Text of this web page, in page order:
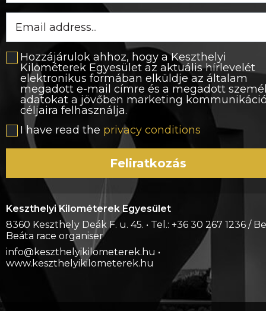
Hozzájárulok ahhoz, hogy a Keszthelyi
Kilométerek Egyesület az aktuális hírlevelét
elektronikus formában elküldje az általam
megadott e-mail címre és a megadott
adatokat a jövőben marketing
céljaira felhasználja.
I have read the privacy conditions
Feliratkozás
Keszthelyi Kilométerek Egyesület
8360 Keszthely Deák F. u. 45. • Tel.: +36 30 267 1236 /
Beáta race organiser
info@keszthelyikilometerek.hu •
www.keszthelyikilometerek.hu